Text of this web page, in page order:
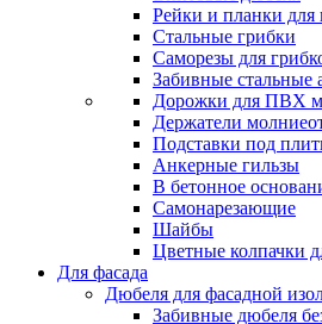
Рейки и планки для
Стальные грибки
Саморезы для
Забивные стальные
Дорожки для ПВХ
Держатели
Подставки под
Анкерные гильзы
В бетонное
Самонарезающие
Шайбы
Цветные колпачки
Для фасада
Дюбеля для фасадной
Забивные дюбеля